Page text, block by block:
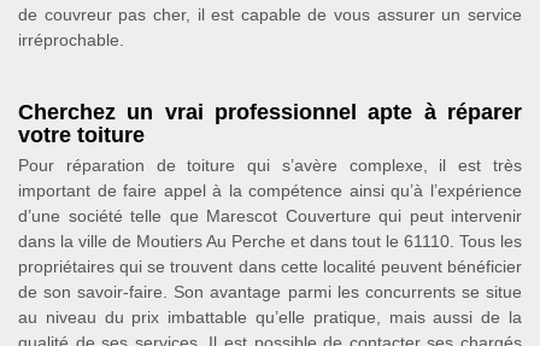
de couvreur pas cher, il est capable de vous assurer un service
irréprochable.
Cherchez un vrai professionnel apte à réparer
votre toiture
Pour réparation de toiture qui s’avère complexe, il est très
important de faire appel à la compétence ainsi qu’à l’expérience
d’une société telle que Marescot Couverture qui peut intervenir
dans la ville de Moutiers Au Perche et dans tout le 61110. Tous les
propriétaires qui se trouvent dans cette localité peuvent bénéficier
de son savoir-faire. Son avantage parmi les concurrents se situe
au niveau du prix imbattable qu’elle pratique, mais aussi de la
qualité de ses services. Il est possible de contacter ses chargés